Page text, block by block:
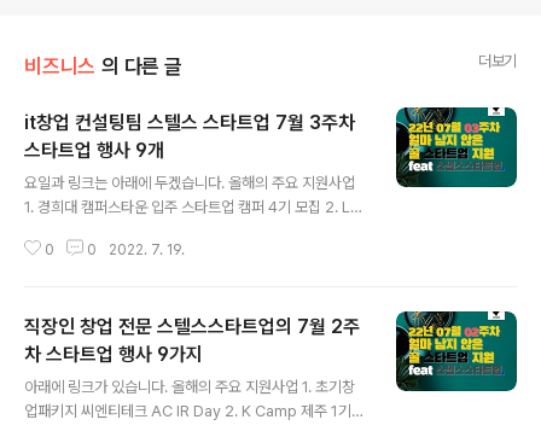
비즈니스 의 다른 글 더보기
it창업 컨설팅팀 스텔스 스타트업 7월 3주차
스타트업 행사 9개
요일과 링크는 아래에 두겠습니다. 올해의 주요 지원사업
1. 경희대 캠퍼스타운 입주 스타트업 캠퍼 4기 모집 2. LG
AI One Team - 카카오모빌리티 3. 여행 콘텐츠 아이디
목요일까지 5. DB 손해보험 교통x 환경 챌린지 4기 6. 공
공데이터 / 빅데이터 활용 디지털혁신 공모전 7. ICT 스마
트 헬스케어 기반 스포츠 산업 활성화 07월 22일 금요일
까지 8. AI 스타트업 발굴 프로젝트 Korea Startup 100
9. 성남시 청소년 수련관 썸썸스페이스 청년창업팀 모집 0
0 0 2022. 7. 19.
직장인 창업 전문 스텔스스타트업의 7월 2주
차 스타트업 행사 9가지
아래에 링크가 있습니다. 올해의 주요 지원사업 1. 초기창
업패키지 씨엔티테크 AC IR Day 2. K Camp 제주 1기